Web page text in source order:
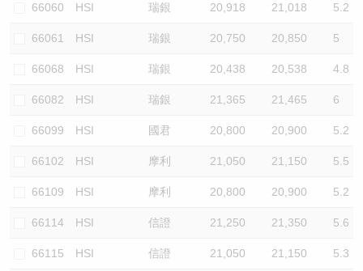
66060 HSI 瑞銀 20,918 21,018 5.2
66061 HSI 瑞銀 20,750 20,850 5
66068 HSI 瑞銀 20,438 20,538 4.8
66082 HSI 瑞銀 21,365 21,465 6
66099 HSI 國君 20,800 20,900 5.2
66102 HSI 摩利 21,050 21,150 5.5
66109 HSI 摩利 20,800 20,900 5.2
66114 HSI 信證 21,250 21,350 5.6
66115 HSI 信證 21,050 21,150 5.3